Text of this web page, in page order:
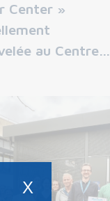
Center »
au Centre…
X